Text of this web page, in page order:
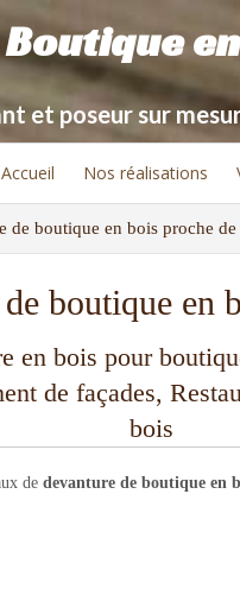
et poseur sur
Accueil Nos réalisations
de boutique en bois proche
boutique en
en bois pour
de façades,
bois
de devanture de boutique en